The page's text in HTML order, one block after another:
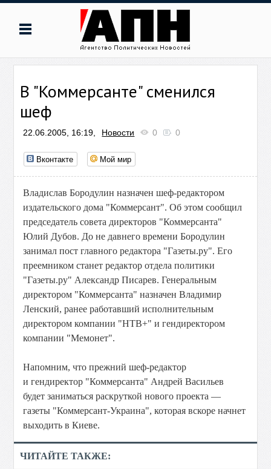
В "Коммерсанте" сменился
шеф
22.06.2005, 16:19, Новости 0 0
Вконтакте Мой мир
Владислав Бородулин назначен шеф-редактором
издательского дома "Коммерсант". Об этом сообщил
председатель совета директоров "Коммерсанта"
Юлий Дубов. До не давнего времени Бородулин
занимал пост главного редактора "Газеты.ру". Его
преемником станет редактор отдела политики
"Газеты.ру" Александр Писарев. Генеральным
директором "Коммерсанта" назначен Владимир
Ленский, ранее работавший исполнительным
директором компании "НТВ+" и гендиректором
компании "Мемонет".
Напомним, что прежний шеф-редактор
и гендиректор "Коммерсанта" Андрей Васильев
будет заниматься раскруткой нового проекта —
газеты "Коммерсант-Украина", которая вскоре начнет
выходить в Киеве.
ЧИТАЙТЕ ТАКЖЕ: